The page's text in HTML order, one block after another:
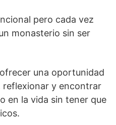
pero cada vez⁣
monasterio sin ser⁤
una oportunidad
reflexionar y encontrar
en la vida sin tener que